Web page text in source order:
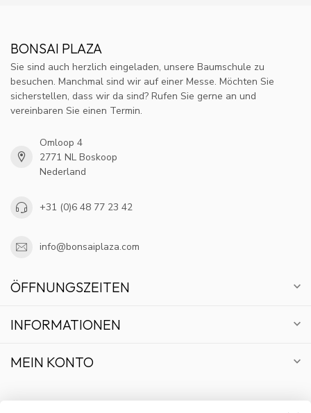
BONSAI PLAZA
Sie sind auch herzlich eingeladen, unsere Baumschule zu
besuchen. Manchmal sind wir auf einer Messe. Möchten Sie
sicherstellen, dass wir da sind? Rufen Sie gerne an und
vereinbaren Sie einen Termin.
Omloop 4
2771 NL Boskoop
Nederland
+31 (0)6 48 77 23 42
info@bonsaiplaza.com
ÖFFNUNGSZEITEN
INFORMATIONEN
MEIN KONTO